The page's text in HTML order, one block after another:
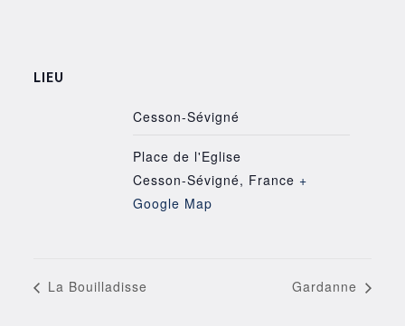
LIEU
Cesson-Sévigné
Place de l'Eglise
Cesson-Sévigné, France +
Google Map
La Bouilladisse Gardanne